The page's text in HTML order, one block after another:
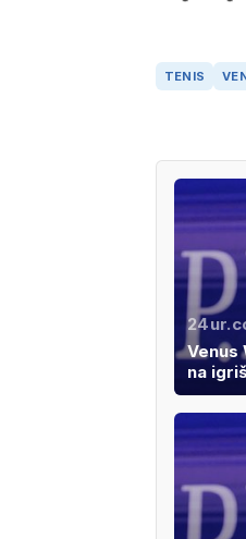
TENIS
Venus
na